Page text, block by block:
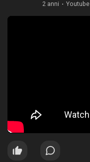
2 anni · Youtube